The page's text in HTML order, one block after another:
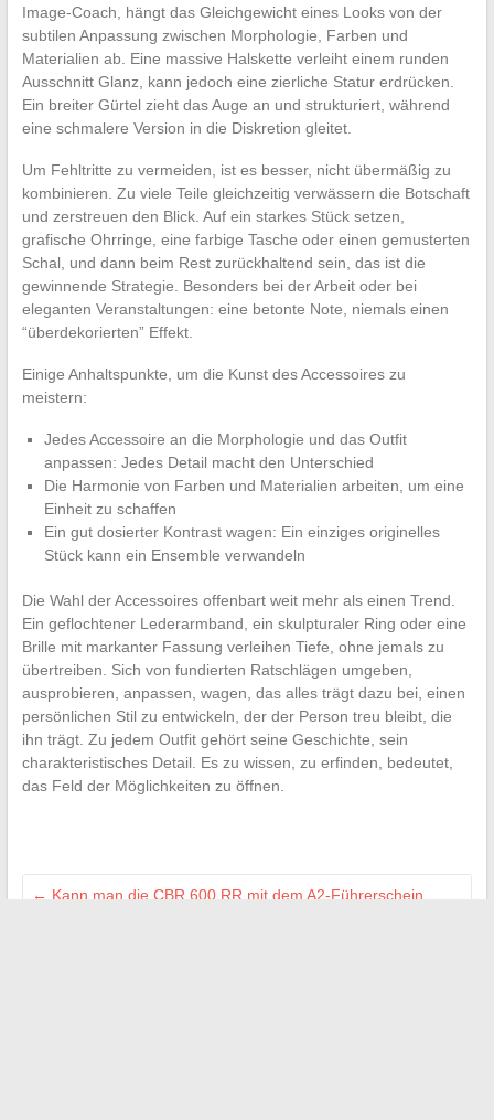
Image-Coach, hängt das Gleichgewicht eines Looks von der
subtilen Anpassung zwischen Morphologie, Farben und
Materialien ab. Eine massive Halskette verleiht einem runden
Ausschnitt Glanz, kann jedoch eine zierliche Statur erdrücken.
Ein breiter Gürtel zieht das Auge an und strukturiert, während
eine schmalere Version in die Diskretion gleitet.
Um Fehltritte zu vermeiden, ist es besser, nicht übermäßig zu
kombinieren. Zu viele Teile gleichzeitig verwässern die Botschaft
und zerstreuen den Blick. Auf ein starkes Stück setzen,
grafische Ohrringe, eine farbige Tasche oder einen gemusterten
Schal, und dann beim Rest zurückhaltend sein, das ist die
gewinnende Strategie. Besonders bei der Arbeit oder bei
eleganten Veranstaltungen: eine betonte Note, niemals einen
“überdekorierten” Effekt.
Einige Anhaltspunkte, um die Kunst des Accessoires zu
meistern:
Jedes Accessoire an die Morphologie und das Outfit
anpassen: Jedes Detail macht den Unterschied
Die Harmonie von Farben und Materialien arbeiten, um eine
Einheit zu schaffen
Ein gut dosierter Kontrast wagen: Ein einziges originelles
Stück kann ein Ensemble verwandeln
Die Wahl der Accessoires offenbart weit mehr als einen Trend.
Ein geflochtener Lederarmband, ein skulpturaler Ring oder eine
Brille mit markanter Fassung verleihen Tiefe, ohne jemals zu
übertreiben. Sich von fundierten Ratschlägen umgeben,
ausprobieren, anpassen, wagen, das alles trägt dazu bei, einen
persönlichen Stil zu entwickeln, der der Person treu bleibt, die
ihn trägt. Zu jedem Outfit gehört seine Geschichte, sein
charakteristisches Detail. Es zu wissen, zu erfinden, bedeutet,
das Feld der Möglichkeiten zu öffnen.
← Kann man die CBR 600 RR mit dem A2-Führerschein